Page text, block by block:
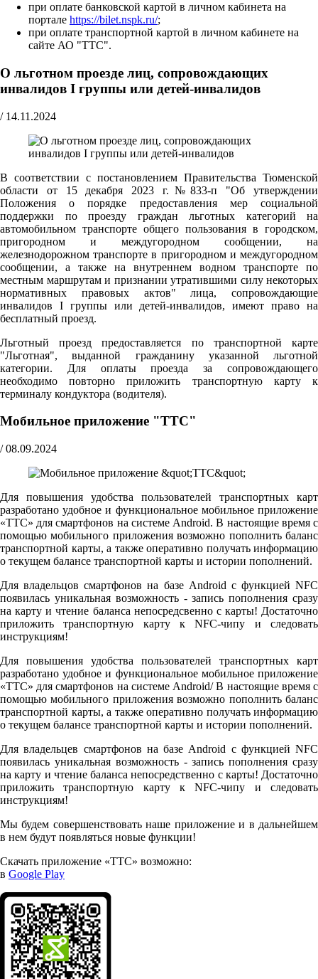
при оплате банковской картой в личном кабинета на
портале https://bilet.nspk.ru/;
при оплате транспортной картой в личном кабинете на
сайте АО "ТТС".
О льготном проезде лиц, сопровождающих
инвалидов I группы или детей-инвалидов
/ 14.11.2024
В соответствии с постановлением Правительства Тюменской
области от 15 декабря 2023 г.№833-п "Об утверждении
Положения о порядке предоставления мер социальной
поддержки по проезду граждан льготных категорий на
автомобильном транспорте общего пользования в городском,
пригородном и междугородном сообщении, на
железнодорожном транспорте в пригородном и междугородном
сообщении, а также на внутреннем водном транспорте по
местным маршрутам и признании утратившими силу некоторых
нормативных правовых актов" лица, сопровождающие
инвалидов I группы или детей-инвалидов, имеют право на
бесплатный проезд.
Льготный проезд предоставляется по транспортной карте
"Льготная", выданной гражданину указанной льготной
категории. Для оплаты проезда за сопровождающего
необходимо повторно приложить транспортную карту к
терминалу кондуктора (водителя).
Мобильное приложение "ТТС"
/ 08.09.2024
Для повышения удобства пользователей транспортных карт
разработано удобное и функциональное мобильное приложение
«ТТС» для смартфонов на системе Android. В настоящие время с
помощью мобильного приложения возможно пополнить баланс
транспортной карты, а также оперативно получать информацию
о текущем балансе транспортной карты и истории пополнений.
Для владельцов смартфонов на базе Android с функцией NFC
появилась уникальная возможность - запись пополнения сразу
на карту и чтение баланса непосредсвенно с карты! Достаточно
приложить транспортную карту к NFC-чипу и следовать
инструкциям!
Для повышения удобства пользователей транспортных карт
разработано удобное и функциональное мобильное приложение
«ТТС» для смартфонов на системе Android/ В настоящие время с
помощью мобильного приложения возможно пополнить баланс
транспортной карты, а также оперативно получать информацию
о текущем балансе транспортной карты и истории пополнений.
Для владельцев смартфонов на базе Android с функцией NFC
появилась уникальная возможность - запись пополнения сразу
на карту и чтение баланса непосредственно с карты! Достаточно
приложить транспортную карту к NFC-чипу и следовать
инструкциям!
Мы будем совершенствовать наше приложение и в дальнейшем
в нем будут появляться новые функции!
Скачать приложение «ТТС» возможно:
в Google Play